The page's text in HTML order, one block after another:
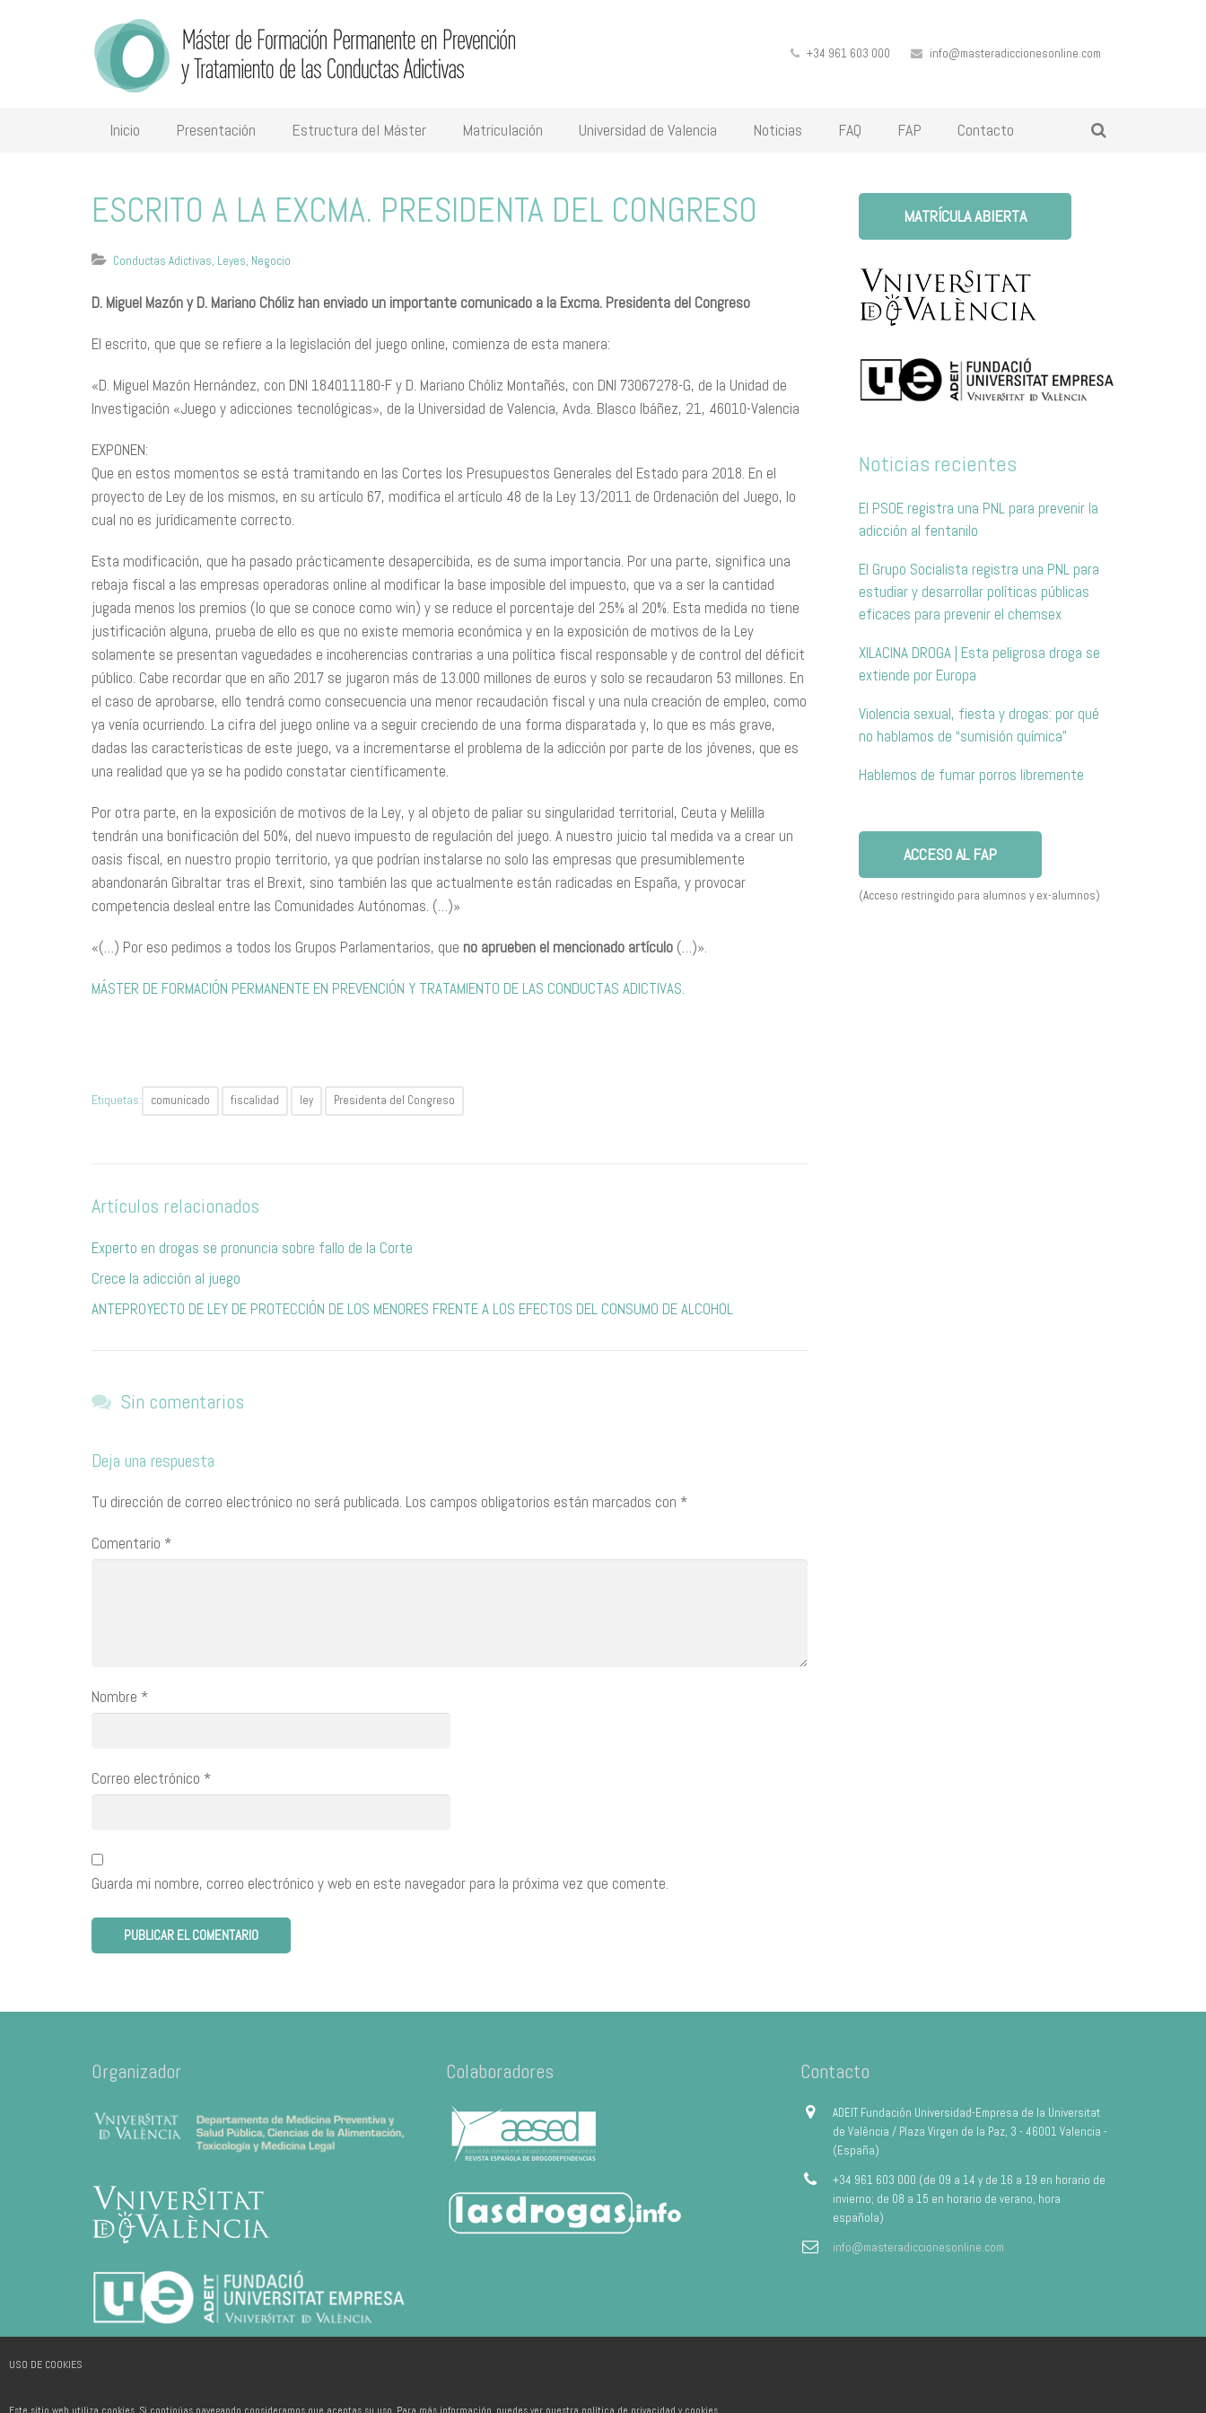
USO DE COOKIES
Este sitio web utiliza cookies. Si continúas navegando consideramos que aceptas su uso. Para más información, puedes ver nuestra política de privacidad y cookies.
+34 961 603 000 info@masteradiccionesonline.com
Inicio Presentación Estructura del Máster Matriculación Universidad de Valencia Noticias FAQ FAP Contacto
​ESCRITO A LA EXCMA. PRESIDENTA DEL CONGRESO
Conductas Adictivas, Leyes, Negocio
D. Miguel Mazón y D. Mariano Chóliz han enviado un importante comunicado a la Excma. Presidenta del Congreso
El escrito, que que se refiere a la legislación del juego online, comienza de esta manera:
«D. Miguel Mazón Hernández, con DNI 184011180-F y D. Mariano Chóliz Montañés, con DNI 73067278-G, de la Unidad de
Investigación «Juego y adicciones tecnológicas», de la Universidad de Valencia, Avda. Blasco Ibáñez, 21, 46010-Valencia
EXPONEN:
Que en estos momentos se está tramitando en las Cortes los Presupuestos Generales del Estado para 2018. En el
proyecto de Ley de los mismos, en su artículo 67, modifica el artículo 48 de la Ley 13/2011 de Ordenación del Juego, lo
cual no es jurídicamente correcto.
Esta modificación, que ha pasado prácticamente desapercibida, es de suma importancia. Por una parte, significa una
rebaja fiscal a las empresas operadoras online al modificar la base imposible del impuesto, que va a ser la cantidad
jugada menos los premios (lo que se conoce como win) y se reduce el porcentaje del 25% al 20%. Esta medida no tiene
justificación alguna, prueba de ello es que no existe memoria económica y en la exposición de motivos de la Ley
solamente se presentan vaguedades e incoherencias contrarias a una política fiscal responsable y de control del déficit
público. Cabe recordar que en año 2017 se jugaron más de 13.000 millones de euros y solo se recaudaron 53 millones. En
el caso de aprobarse, ello tendrá como consecuencia una menor recaudación fiscal y una nula creación de empleo, como
ya venía ocurriendo. La cifra del juego online va a seguir creciendo de una forma disparatada y, lo que es más grave,
dadas las características de este juego, va a incrementarse el problema de la adicción por parte de los jóvenes, que es
una realidad que ya se ha podido constatar científicamente.
Por otra parte, en la exposición de motivos de la Ley, y al objeto de paliar su singularidad territorial, Ceuta y Melilla
tendrán una bonificación del 50%, del nuevo impuesto de regulación del juego. A nuestro juicio tal medida va a crear un
oasis fiscal, en nuestro propio territorio, ya que podrían instalarse no solo las empresas que presumiblemente
abandonarán Gibraltar tras el Brexit, sino también las que actualmente están radicadas en España, y provocar
competencia desleal entre las Comunidades Autónomas. (…)»
«(…) Por eso pedimos a todos los Grupos Parlamentarios, que no aprueben el mencionado artículo (…)».
MÁSTER DE FORMACIÓN PERMANENTE EN PREVENCIÓN Y TRATAMIENTO DE LAS CONDUCTAS ADICTIVAS.
Etiquetas: comunicado fiscalidad ley Presidenta del Congreso
Artículos relacionados
Experto en drogas se pronuncia sobre fallo de la Corte
Crece la adicción al juego
ANTEPROYECTO DE LEY DE PROTECCIÓN DE LOS MENORES FRENTE A LOS EFECTOS DEL CONSUMO DE ALCOHOL
Sin comentarios
Deja una respuesta
Tu dirección de correo electrónico no será publicada. Los campos obligatorios están marcados con *
Comentario *
Nombre *
Correo electrónico *
Guarda mi nombre, correo electrónico y web en este navegador para la próxima vez que comente.
MATRÍCULA ABIERTA
Noticias recientes
El PSOE registra una PNL para prevenir la
adicción al fentanilo
El Grupo Socialista registra una PNL para
estudiar y desarrollar políticas públicas
eficaces para prevenir el chemsex
XILACINA DROGA | Esta peligrosa droga se
extiende por Europa
Violencia sexual, fiesta y drogas: por qué
no hablamos de “sumisión química”
Hablemos de fumar porros libremente
ACCESO AL FAP
(Acceso restringido para alumnos y ex-alumnos)
Organizador Colaboradores Contacto
ADEIT Fundación Universidad-Empresa de la Universitat
de València / Plaza Virgen de la Paz, 3 - 46001 Valencia -
(España)
+34 961 603 000 (de 09 a 14 y de 16 a 19 en horario de
invierno; de 08 a 15 en horario de verano, hora
española)
info@masteradiccionesonline.com